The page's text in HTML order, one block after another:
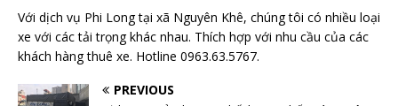
Với dịch vụ Phi Long tại xã Nguyên Khê, chúng tôi có nhiều loại
xe với các tải trọng khác nhau. Thích hợp với nhu cầu của các
khách hàng thuê xe. Hotline 0963.63.5767.
PREVIOUS